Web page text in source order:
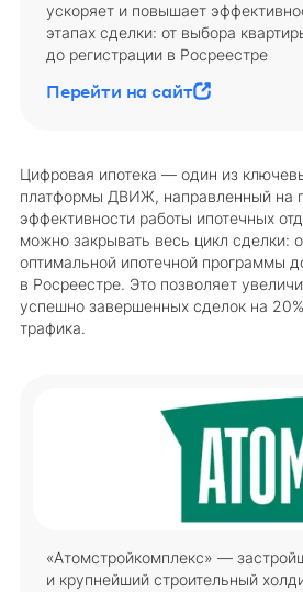
ускоряет и повышает
этапах сделки: от выбора
до регистрации в Росреестре
Перейти на сайт
Цифровая ипотека — один из
платформы ДВИЖ, направленный на
эффективности работы ипотечных
можно закрывать весь цикл сделки:
оптимальной ипотечной программы
в Росреестре. Это позволяет
успешно завершенных сделок на
трафика.
«Атомстройкомплекс» —
и крупнейший строительный